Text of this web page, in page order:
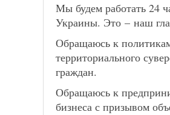
Мы будем работать 24
Украины. Это – наш
Обращаюсь к
территориального
граждан.
Обращаюсь к
бизнеса с призывом